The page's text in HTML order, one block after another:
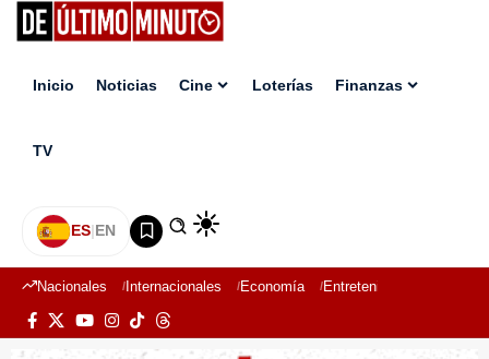
Inicio Noticias Cine Loterías Finanzas
TV
ES|EN
Nacionales Internacionales Economía Entretenimiento